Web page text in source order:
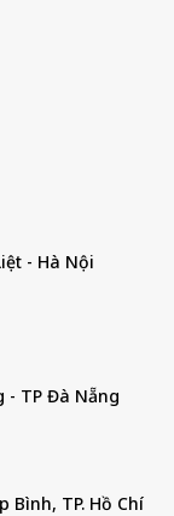
- Hà Nội
- TP Đà Nẵng
Bình, TP. Hồ Chí